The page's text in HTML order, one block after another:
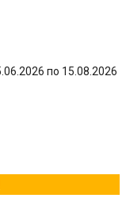
по 15.08.2026